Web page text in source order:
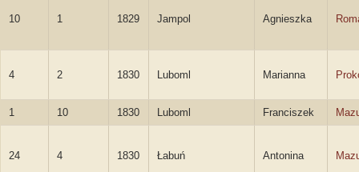
10 1 1829 Jampol Agnieszka
4 2 1830 Luboml Marianna
1 10 1830 Luboml Franciszek
24 4 1830 Łabuń Antonina